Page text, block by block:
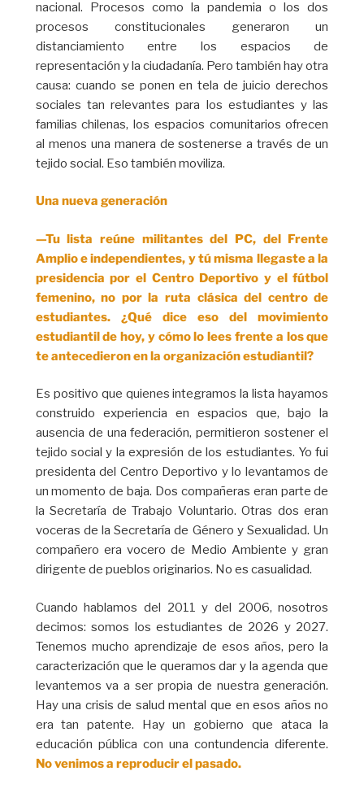
nacional. Procesos como la pandemia o los dos
procesos constitucionales generaron un
distanciamiento entre los espacios de
representación y la ciudadanía. Pero también hay otra
causa: cuando se ponen en tela de juicio derechos
sociales tan relevantes para los estudiantes y las
familias chilenas, los espacios comunitarios ofrecen
al menos una manera de sostenerse a través de un
tejido social. Eso también moviliza.
Una nueva generación
—Tu lista reúne militantes del PC, del Frente
Amplio e independientes, y tú misma llegaste a la
presidencia por el Centro Deportivo y el fútbol
femenino, no por la ruta clásica del centro de
estudiantes. ¿Qué dice eso del movimiento
estudiantil de hoy, y cómo lo lees frente a los que
te antecedieron en la organización estudiantil?
Es positivo que quienes integramos la lista hayamos
construido experiencia en espacios que, bajo la
ausencia de una federación, permitieron sostener el
tejido social y la expresión de los estudiantes. Yo fui
presidenta del Centro Deportivo y lo levantamos de
un momento de baja. Dos compañeras eran parte de
la Secretaría de Trabajo Voluntario. Otras dos eran
voceras de la Secretaría de Género y Sexualidad. Un
compañero era vocero de Medio Ambiente y gran
dirigente de pueblos originarios. No es casualidad.
Cuando hablamos del 2011 y del 2006, nosotros
decimos: somos los estudiantes de 2026 y 2027.
Tenemos mucho aprendizaje de esos años, pero la
caracterización que le queramos dar y la agenda que
levantemos va a ser propia de nuestra generación.
Hay una crisis de salud mental que en esos años no
era tan patente. Hay un gobierno que ataca la
educación pública con una contundencia diferente.
No venimos a reproducir el pasado.